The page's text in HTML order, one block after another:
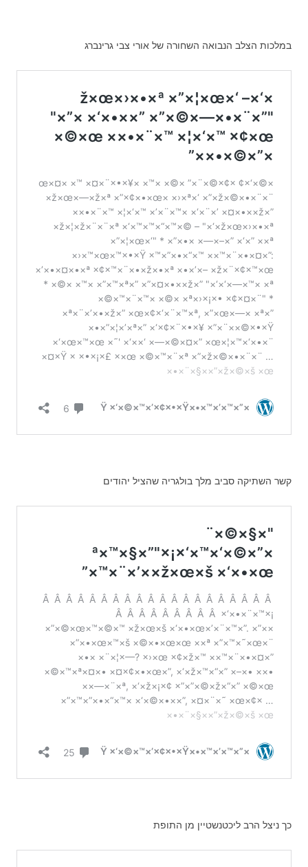
במלכות הצלב הנבואה השחורה של אורי צבי גרינברג
קשר השתיקה סביב מלך בולגריה שהציל יהודים
כך ניצל הרב ליכטנשטיין מן התופת